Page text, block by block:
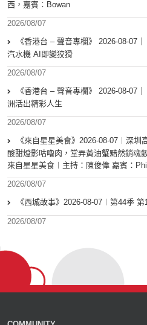
西，嘉賓︰Bowan
2026/08/07
《香港台 – 聲音專欄》 2026-08-07
汽水機 AI即變狡猾
2026/08/07
《香港台 – 聲音專欄》 2026-08-07
洲活出精彩人生
2026/08/07
《來自星星美食》2026-08-07︱深
酸甜燈影咕嚕肉，堂弄黃油蟹黯然銷魂
來自星星美食︱主持：陳俊偉 嘉賓：
2026/08/07
《西城故事》2026-08-07︱第44季
2026/08/07